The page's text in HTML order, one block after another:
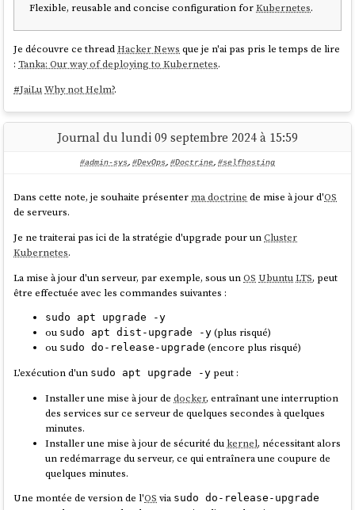
      POSTGRES_DB: miniflux
    volumes:
      - postgres:/var/lib/postgresql/data/
      test: ['CMD', 'pg_isready']
      interval: 10s
    - 8080:8080
    environment:
      DATABASE_URL:
postgres://miniflux:password@postgres/miniflux
      RUN_MIGRATIONS: 1
      CREATE_ADMIN: 1
      ADMIN_PASSWORD: secret
    healthcheck:
      test: ["CMD", "/usr/bin/miniflux", "-
healthcheck", "auto"]
      postgres:
        condition: service_healthy
volumes:
J'ai ensuite découvertAsdfet plus récemmentMise. À partir de cela,
tout est devenu plus facilement pour moi.
AvecAsdf, je n'ai plus besoin "d'enfermer" mes projets dans des
containers Docker pour fixer l'environnement de développement, les
principal de cette note 🙂.
Je viens de publier unplayground d'un exemple de projet minimaliste
Ce playground est "propulsé" par DockeretMise.
J'ai documenté la méthode d'installation pour :
Linux
MacOS
MS WindowsavecWSL2
Je précise que je n'ai pas eu l'occasion de tester l'installation sous
Windows, hier j'ai essayé, mais
je n'ai pas réussi à installer WSL2 sous
Windows dans un Virtualbox lancé sous Fedora
. Je suis à la recherche
si mes instructions d'installation sont
valides ou non.
Briques technologiques présentes dans le playground :
La dernière version dePython installée parMise, voir
.mise.toml
Une base de donnéesPostgreSQLlancé parDocker
J'utilisenamed volumescomme expliqué dans cette note
:2024-12-09_1550
Flask-SQLAlchemy
Flexible, reusable and concise configuration forKubernetes.
Je découvre ce threadHacker News que je n'ai pas pris le temps de lire
:Tanka: Our way of deploying to Kubernetes.
#JaiLu Why not Helm?.
Journal du lundi 09 septembre 2024 à 15:59
#admin-sys, #DevOps, #Doctrine, #selfhosting
Dans cette note, je souhaite présenter ma doctrine de mise à jour d'OS
de serveurs.
Je ne traiterai pas ici de la stratégie d'upgrade pour unCluster
Kubernetes.
La mise à jour d'un serveur, par exemple, sous unOS Ubuntu LTS, peut
être effectuée avec les commandes suivantes :
sudo apt upgrade -y
ou sudo apt dist-upgrade -y (plus risqué)
ou sudo do-release-upgrade (encore plus risqué)
L'exécution d'un sudo apt upgrade -y peut :
Installer une mise à jour dedocker, entraînant une interruption
des services sur ce serveur de quelques secondes à quelques
minutes.
Installer une mise à jour de sécurité du kernel, nécessitant alors
un redémarrage du serveur, ce qui entraînera une coupure de
quelques minutes.
Une montée de version de l'OS via sudo do-release-upgrade